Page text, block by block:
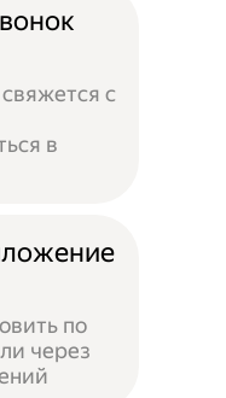
с
в
по
через